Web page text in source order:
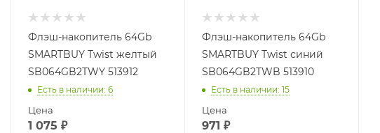
Флэш-накопитель 64Gb
SMARTBUY Twist желтый
SB064GB2TWY 513912
Есть в наличии: 6
Цена
1 075 ₽
Флэш-накопитель 64Gb
SMARTBUY Twist синий
SB064GB2TWB 513910
Есть в наличии: 15
Цена
971 ₽